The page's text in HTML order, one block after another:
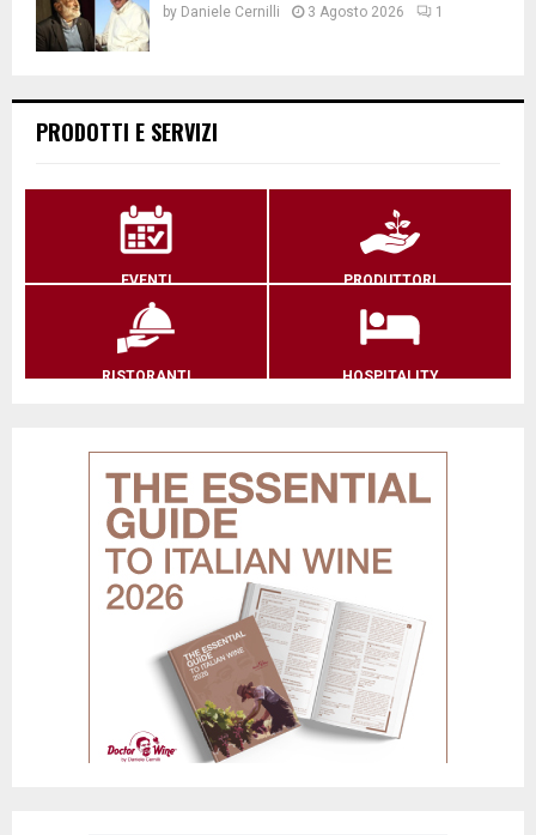
by Daniele Cernilli 3 Agosto 2026 1
PRODOTTI E SERVIZI
EVENTI PRODUTTORI
RISTORANTI HOSPITALITY